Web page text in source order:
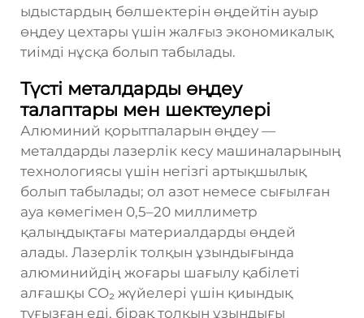
ыдыстардың бөлшектерін өңдейтін ауыр
өңдеу цехтары үшін жалғыз экономикалық
тиімді нұсқа болып табылады.
Түсті металдарды өңдеу
талаптары мен шектеулері
Алюминий қорытпаларын өңдеу —
металдарды лазерлік кесу машиналарының
технологиясы үшін негізгі артықшылық
болып табылады; ол азот немесе сығылған
ауа көмегімен 0,5–20 миллиметр
қалыңдықтағы материалдарды өңдей
алады. Лазерлік толқын ұзындығында
алюминийдің жоғары шағылу қабілеті
алғашқы CO₂ жүйелері үшін қиындық
туғызған еді, бірақ толқын ұзындығы